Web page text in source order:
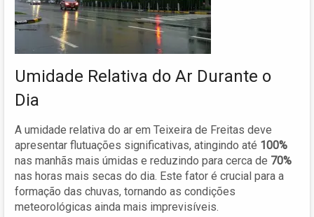
Umidade Relativa do Ar Durante o
Dia
A umidade relativa do ar em Teixeira de Freitas deve
apresentar flutuações significativas, atingindo até 100%
nas manhãs mais úmidas e reduzindo para cerca de 70%
nas horas mais secas do dia. Este fator é crucial para a
formação das chuvas, tornando as condições
meteorológicas ainda mais imprevisíveis.